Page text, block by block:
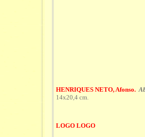
HENRIQUES NETO, Afonso.
14x20,4 cm.
LOGO LOGO